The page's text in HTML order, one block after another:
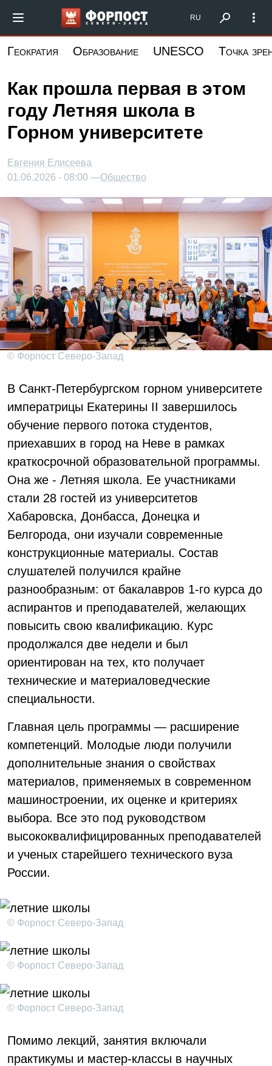
основному
Форпост Северо-Запад
RU
Геократия Образование UNESCO Точка
Как прошла первая в этом
году Летняя школа в
Горном университете
Евгения Елисеева
01.06.2026 - 08:00 —Общество
© Форпост Северо-Запад
В Санкт-Петербургском горном университете
императрицы Екатерины II завершилось
обучение первого потока студентов,
приехавших в город на Неве в рамках
краткосрочной образовательной программы.
Она же - Летняя школа. Ее участниками
стали 28 гостей из университетов
Хабаровска, Донбасса, Донецка и
Белгорода, они изучали современные
конструкционные материалы. Состав
слушателей получился крайне
разнообразным: от бакалавров 1-го курса до
аспирантов и преподавателей, желающих
повысить свою квалификацию. Курс
продолжался две недели и был
ориентирован на тех, кто получает
технические и материаловедческие
специальности.
Главная цель программы — расширение
компетенций. Молодые люди получили
дополнительные знания о свойствах
материалов, применяемых в современном
машиностроении, их оценке и критериях
выбора. Все это под руководством
высококвалифицированных преподавателей
и ученых старейшего технического вуза
России.
© Форпост Северо-Запад
© Форпост Северо-Запад
© Форпост Северо-Запад
Помимо лекций, занятия включали
практикумы и мастер-классы в научных